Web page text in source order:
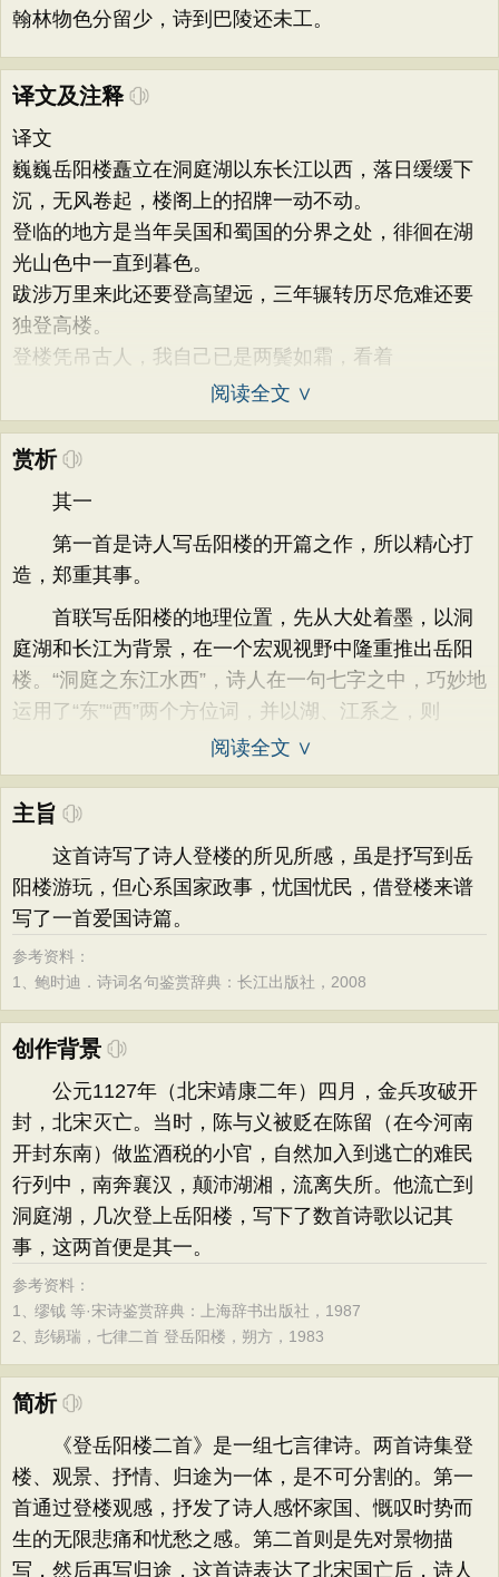
翰林物色分留少，诗到巴陵还未工。
译文及注释
译文
巍巍岳阳楼矗立在洞庭湖以东长江以西，落日缓缓下
沉，无风卷起，楼阁上的招牌一动不动。
登临的地方是当年吴国和蜀国的分界之处，徘徊在湖
光山色中一直到暮色。
跋涉万里来此还要登高望远，三年辗转历尽危难还要
独登高楼。
登楼凭吊古人，我自己已是两鬓如霜，看着
阅读全文 ∨
赏析
其一
第一首是诗人写岳阳楼的开篇之作，所以精心打
造，郑重其事。
首联写岳阳楼的地理位置，先从大处着墨，以洞
庭湖和长江为背景，在一个宏观视野中隆重推出岳阳
楼。“洞庭之东江水西”，诗人在一句七字之中，巧妙地
运用了“东”“西”两个方位词，并以湖、江系之，则
阅读全文 ∨
主旨
这首诗写了诗人登楼的所见所感，虽是抒写到岳
阳楼游玩，但心系国家政事，忧国忧民，借登楼来谱
写了一首爱国诗篇。
参考资料：
1、鲍时迪．诗词名句鉴赏辞典：长江出版社，2008
创作背景
公元1127年（北宋靖康二年）四月，金兵攻破开
封，北宋灭亡。当时，陈与义被贬在陈留（在今河南
开封东南）做监酒税的小官，自然加入到逃亡的难民
行列中，南奔襄汉，颠沛湖湘，流离失所。他流亡到
洞庭湖，几次登上岳阳楼，写下了数首诗歌以记其
事，这两首便是其一。
参考资料：
1、缪钺 等·宋诗鉴赏辞典：上海辞书出版社，1987
2、彭锡瑞，七律二首 登岳阳楼，朔方，1983
简析
《登岳阳楼二首》是一组七言律诗。两首诗集登
楼、观景、抒情、归途为一体，是不可分割的。第一
首通过登楼观感，抒发了诗人感怀家国、慨叹时势而
生的无限悲痛和忧愁之感。第二首则是先对景物描
写，然后再写归途，这首诗表达了北宋国亡后，诗人